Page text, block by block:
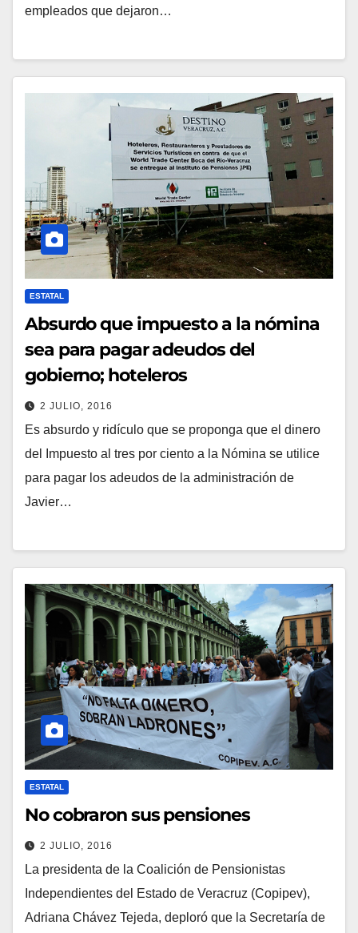
empleados que dejaron…
ESTATAL
Absurdo que impuesto a la nómina
sea para pagar adeudos del
gobierno; hoteleros
2 JULIO, 2016
Es absurdo y ridículo que se proponga que el dinero
del Impuesto al tres por ciento a la Nómina se utilice
para pagar los adeudos de la administración de
Javier…
ESTATAL
No cobraron sus pensiones
2 JULIO, 2016
La presidenta de la Coalición de Pensionistas
Independientes del Estado de Veracruz (Copipev),
Adriana Chávez Tejeda, deploró que la Secretaría de